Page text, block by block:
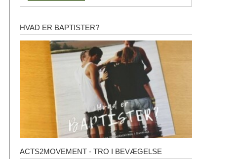
Hvad
er
baptister?
HVAD ER BAPTISTER?
Acts2Movement
ACTS2MOVEMENT - TRO I BEVÆGELSE